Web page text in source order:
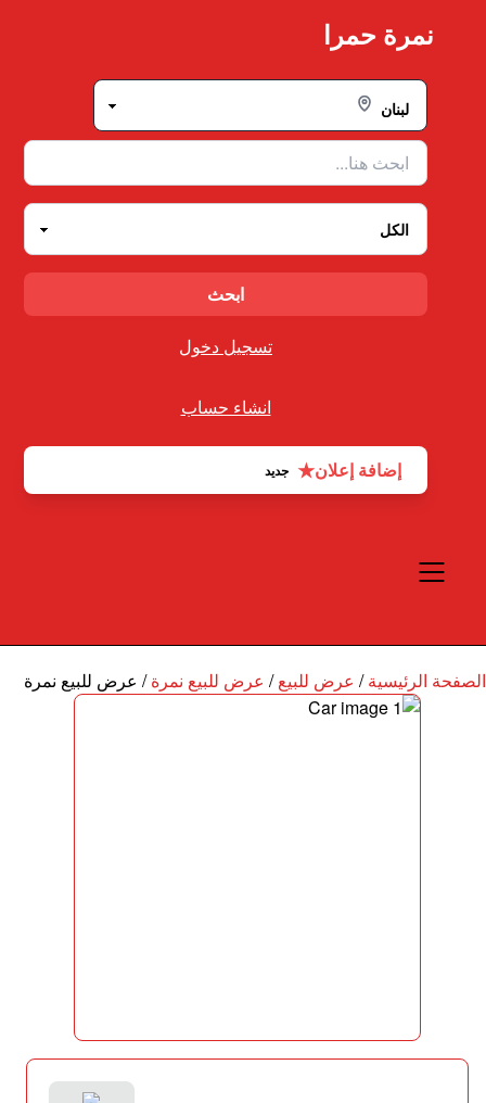
نمرة حمرا
تسجيل دخول
انشاء حساب
إضافة إعلان★ جديد
الصفحة الرئيسية/ عرض للبيع/ عرض للبيع نمرة/ عرض للبيع نمرة